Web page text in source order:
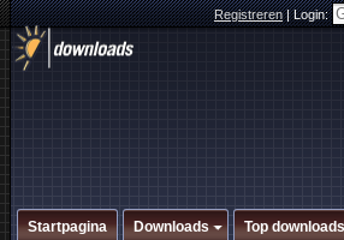
Registreren|Login:
Startpagina Downloads Top downloads